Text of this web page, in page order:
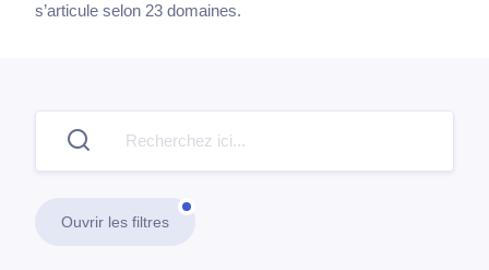
s’articule selon 23 domaines.
Ouvrir les filtres